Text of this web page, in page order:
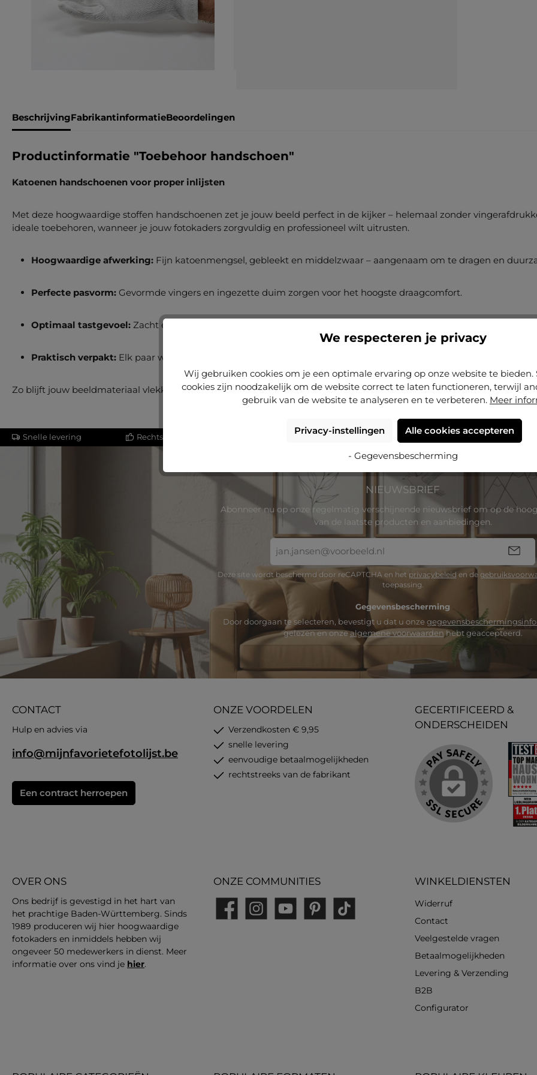
BeschrijvingFabrikantinformatieBeoordelingen
Productinformatie "Toebehoor handschoen"
Katoenen handschoenen voor proper inlijsten
Met deze hoogwaardige stoffen handschoenen zet je jouw beeld perfect in de kijker – helemaal zonder
ideale toebehoren, wanneer je jouw fotokaders zorgvuldig en professioneel wilt uitrusten.
Hoogwaardige afwerking: Fijn katoenmengsel, gebleekt en middelzwaar – aangenaam om te dragen en
Perfecte pasvorm: Gevormde vingers en ingezette duim zorgen voor het hoogste draagcomfort.
Optimaal tastgevoel: Zacht en precies, zodat je jouw beeldmateriaal veilig en zonder verschuiven kunt hanteren.
Praktisch verpakt: Elk paar wordt netjes per twee geleverd.
Zo blijft jouw beeldmateriaal vlekkeloos – en kun je je volledig concentreren op het decoreren van jouw muren.
Snelle levering Rechtstreeks van de fabrikant Individueel voor jou gemaakt Gemaakt in
NIEUWSBRIEF
Abonneer nu op onze regelmatig verschijnende nieuwsbrief om op de
van de laatste producten en aanbiedingen.
mailadres
*
Deze site wordt beschermd door reCAPTCHA en het privacybeleid en de
toepassing.
Gegevensbescherming
Door doorgaan te selecteren, bevestigt u dat u onze
gelezen en onzealgemene voorwaarden hebt geaccepteerd.
CONTACT
Hulp en advies via
info@mijnfavorietefotolijst.be
Een contract herroepen
WINKELDIENSTEN
Widerruf
Contact
Veelgestelde vragen
Betaalmogelijkheden
Levering & Verzending
B2B
Configurator
OVER ONS
Ons bedrijf is gevestigd in het hart van
het prachtige Baden-Württemberg. Sinds
1989 produceren wij hier hoogwaardige
fotokaders en inmiddels hebben wij
ongeveer 50 medewerkers in dienst. Meer
informatie over ons vind je hier.
GECERTIFICEERD &
ONDERSCHEIDEN
ONZE VOORDELEN
Verzendkosten € 9,95
snelle levering
eenvoudige betaalmogelijkheden
rechtstreeks van de fabrikant
ONZE COMMUNITIES
FacebookInstagramYouTube PinterestTikTok
We respecteren je privacy
Wij gebruiken cookies om je een optimale ervaring op onze website te bieden.
cookies zijn noodzakelijk om de website correct te laten functioneren, terwijl
gebruik van de website te analyseren en te verbeteren. Meer
Privacy-instellingen Alle cookies accepteren
- Gegevensbescherming